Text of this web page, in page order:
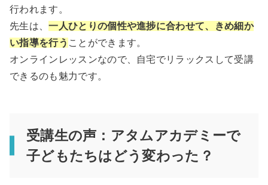
行われます。
先生は、一人ひとりの個性や進捗に合わせて、きめ細か
い指導を行う ことができます。
オンラインレッスンなので、自宅でリラックスして受講
できるのも魅力です。
受講生の声：アタムアカデミーで
子どもたちはどう変わった？